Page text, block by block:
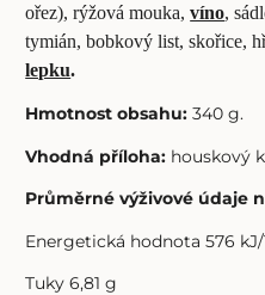
ořez), rýžová mouka,víno,
tymián, bobkový list, skořice,
lepku.
Hmotnost obsahu: 340 g.
Vhodná příloha: houskový
Průměrné výživové údaje
Energetická hodnota 576 kJ/
Tuky 6,81 g